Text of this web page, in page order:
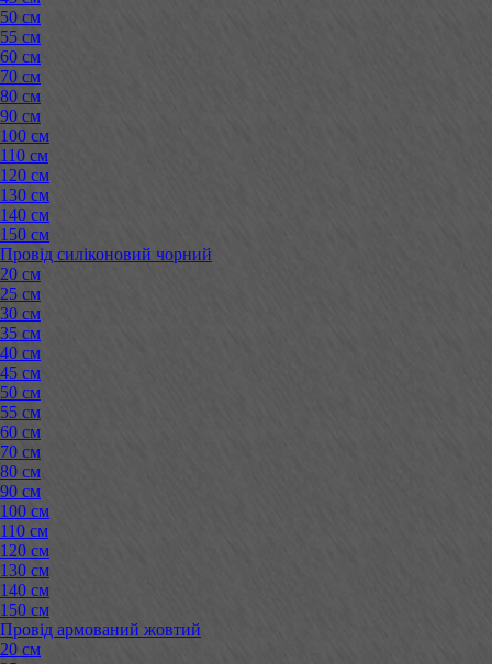
50 см
55 см
60 см
70 см
80 см
90 см
100 см
110 см
120 см
130 см
140 см
150 см
Провід силіконовий чорний
20 см
25 см
30 см
35 см
40 см
45 см
50 см
55 см
60 см
70 см
80 см
90 см
100 см
110 см
120 см
130 см
140 см
150 см
Провід армований жовтий
20 см